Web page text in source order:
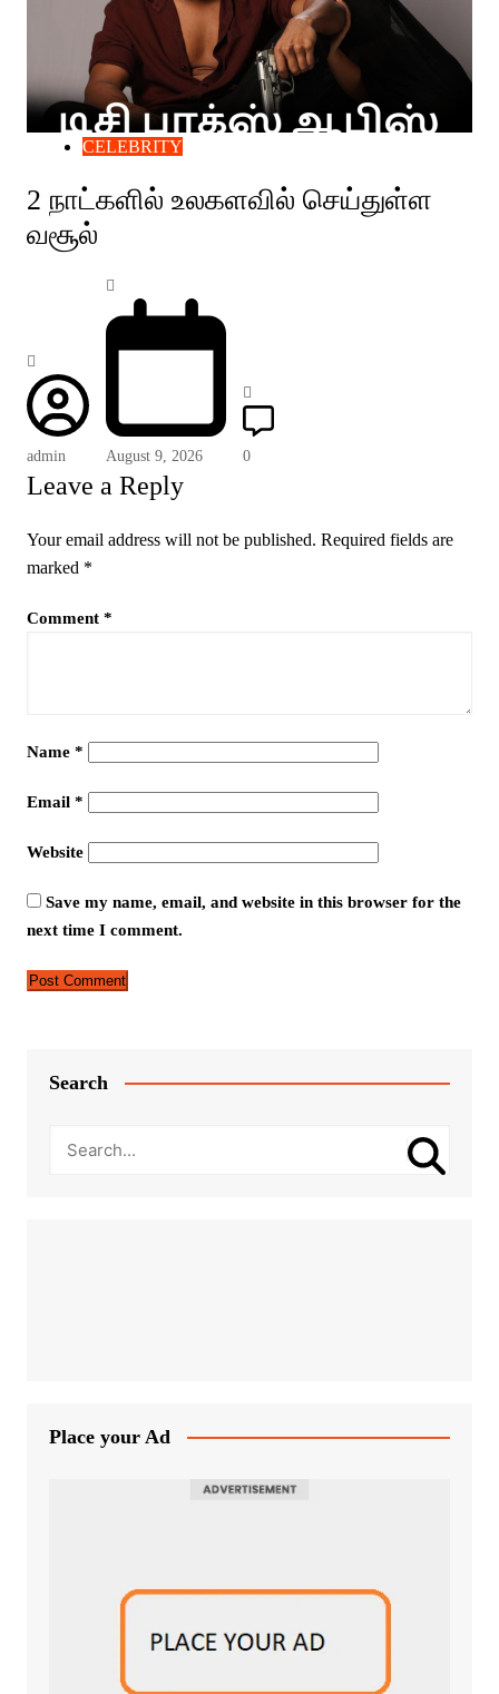
CELEBRITY
2 நாட்களில் உலகளவில் செய்துள்ள
வசூல்
admin August 9, 2026 0
Leave a Reply
Your email address will not be published. Required fields are
marked *
Comment *
Name *
Email *
Website
Save my name, email, and website in this browser for the
next time I comment.
Search
Place your Ad